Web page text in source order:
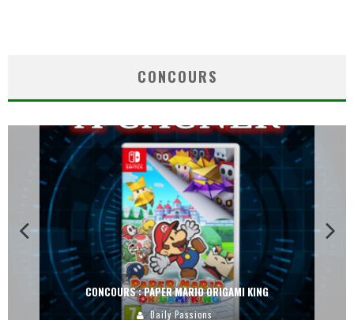
CONCOURS
CONCOURS : PAPER MARIO ORIGAMI KING
Daily Passions